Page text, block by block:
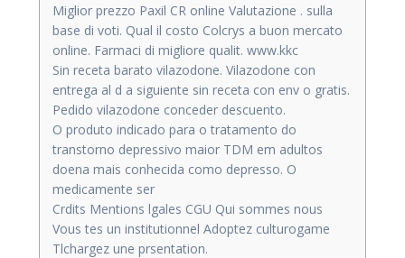
Miglior prezzo Paxil CR online Valutazione . sulla
base di voti. Qual il costo Colcrys a buon mercato
online. Farmaci di migliore qualit. www.kkc
Sin receta barato vilazodone. Vilazodone con
entrega al d a siguiente sin receta con env o gratis.
Pedido vilazodone conceder descuento.
O produto indicado para o tratamento do
transtorno depressivo maior TDM em adultos
doena mais conhecida como depresso. O
medicamente ser
Crdits Mentions lgales CGU Qui sommes nous
Vous tes un institutionnel Adoptez culturogame
Tlchargez une prsentation.